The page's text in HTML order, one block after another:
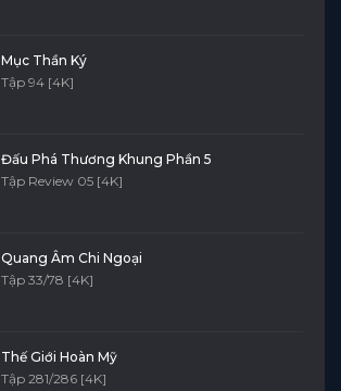
Mục Thần Ký
Tập 94 [4K]
Đấu Phá Thương Khung Phần 5
Tập Review 05 [4K]
Quang Âm Chi Ngoại
Tập 33/78 [4K]
Thế Giới Hoàn Mỹ
Tập 281/286 [4K]